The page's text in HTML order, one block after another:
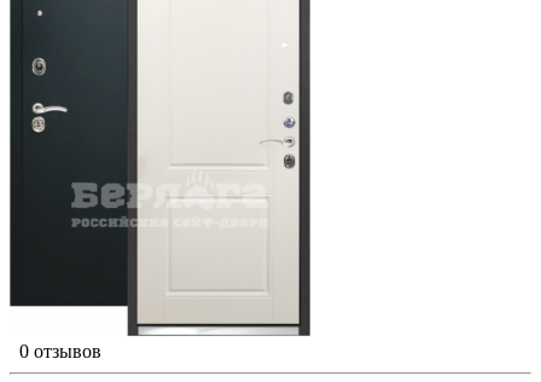
0 отзывов